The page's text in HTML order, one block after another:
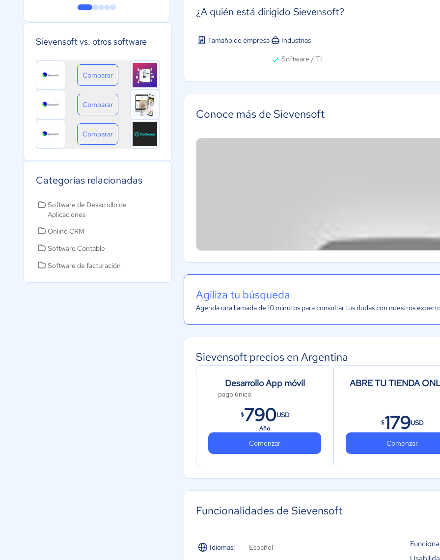
Sievensoft vs. otros software
Comparar
Comparar
Comparar
Categorías relacionadas
Software de Desarrollo de
Aplicaciones
Online CRM
Software Contable
Software de facturación
¿A quién está dirigido Sievensoft?
Tamaño de empresa Industrias
Software / TI
Conoce más de Sievensoft
Agiliza tu búsqueda
Agenda una llamada de 10 minutos para consultar tus dudas con nuestros
Sievensoft precios en Argentina
Desarrollo App móvil
pago único
$790USD
Año
Comenzar
ABRE TU TIENDA
$179USD
Comenzar
Funcionalidades de Sievensoft
Idiomas: Español